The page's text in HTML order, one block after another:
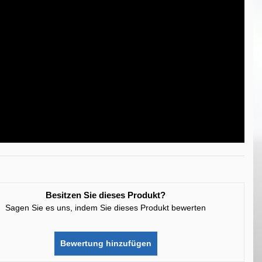
Besitzen Sie dieses Produkt?
Sagen Sie es uns, indem Sie dieses Produkt bewerten
Bewertung hinzufügen